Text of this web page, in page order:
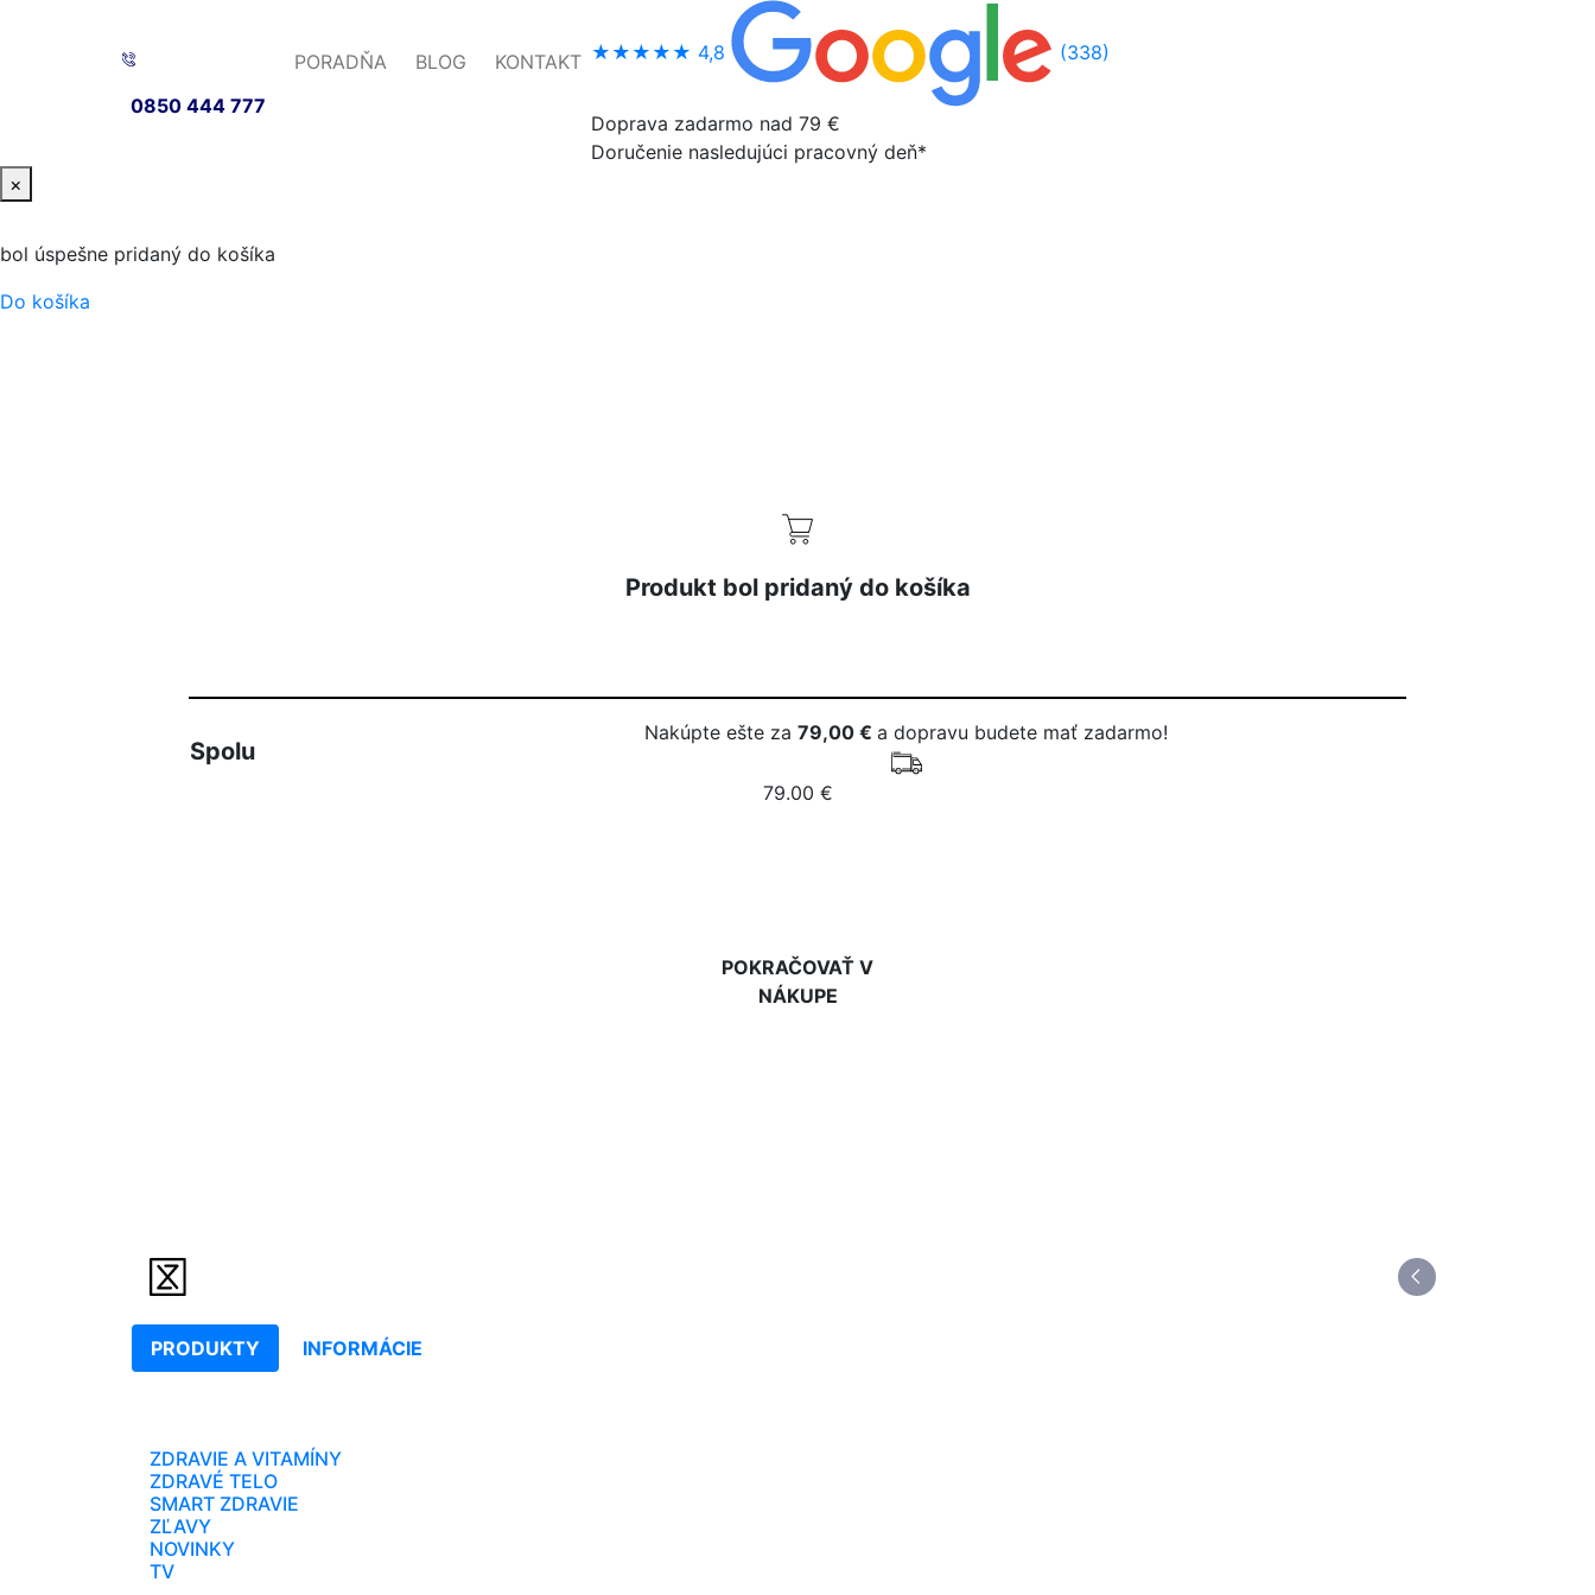
0850 444 777
PORADŇA BLOG KONTAKT ★★★★★ 4,8 (338)
Doprava zadarmo nad 79 €
Doručenie nasledujúci pracovný deň*
×
bol úspešne pridaný do košíka
Do košíka
Produkt bol pridaný do košíka
Spolu
Nakúpte ešte za 79,00 € a dopravu budete mať zadarmo!
79.00 €
POKRAČOVAŤ V
NÁKUPE
PRODUKTY INFORMÁCIE
ZDRAVIE A VITAMÍNY
ZDRAVÉ TELO
SMART ZDRAVIE
ZĽAVY
NOVINKY
TV